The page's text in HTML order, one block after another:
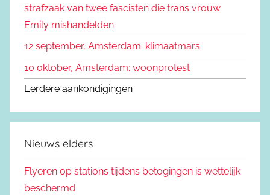
strafzaak van twee fascisten die trans vrouw
Emily mishandelden
12 september, Amsterdam: klimaatmars
10 oktober, Amsterdam: woonprotest
Eerdere aankondigingen
Nieuws elders
Flyeren op stations tijdens betogingen is wettelijk
beschermd